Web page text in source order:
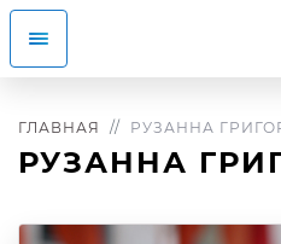
ГЛАВНАЯ РУЗАННА
РУЗАННА